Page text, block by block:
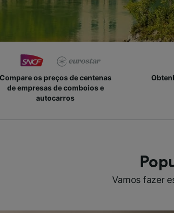
Compare os preços de centenas
de empresas de comboios e
autocarros
Vamos fazer